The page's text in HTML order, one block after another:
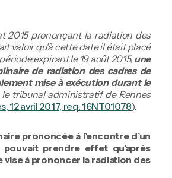
2015 prononçant la radiation des
valoir qu'à cette date il était placé
expirant le 19 août 2015, une
de radiation des cadres de
mise à exécution durant le
tribunal administratif de Rennes
12 avril 2017, req. 16NT01078).
prononcée à l’encontre d’un
prendre effet qu’après
à prononcer la radiation des